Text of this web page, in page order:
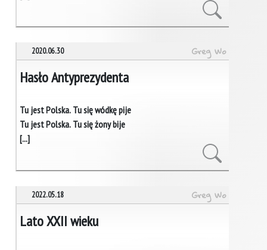
Greg Wo
2020.06.30
Hasło Antyprezydenta
Tu jest Polska. Tu się wódkę pije
Tu jest Polska. Tu się żony bije
[...]
Greg Wo
2022.05.18
Lato XXII wieku